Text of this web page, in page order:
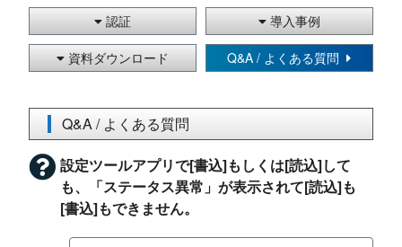
認証 導入事例
資料ダウンロード Q&A / よくある質問
Q&A / よくある質問
設定ツールアプリで[書込]もしくは[読込]して
も、「ステータス異常」が表示されて[読込]も
[書込]もできません。